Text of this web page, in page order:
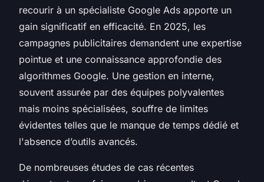
recourir à un spécialiste Google Ads apporte un
gain significatif en efficacité. En 2025, les
campagnes publicitaires demandent une expertise
pointue et une connaissance approfondie des
algorithmes Google. Une gestion en interne,
souvent assurée par des équipes polyvalentes
mais moins spécialisées, souffre de limites
évidentes telles que le manque de temps dédié et
l'absence d’outils avancés.
De nombreuses études de cas récentes